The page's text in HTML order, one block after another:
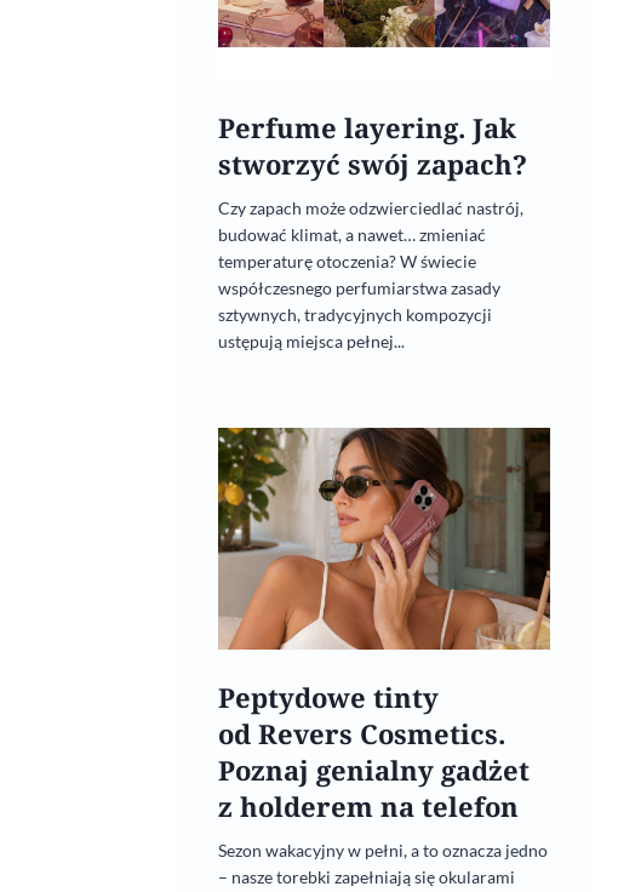
Perfume layering. Jak
stworzyć swój zapach?
Czy zapach może odzwierciedlać nastrój,
budować klimat, a nawet… zmieniać
temperaturę otoczenia? W świecie
współczesnego perfumiarstwa zasady
sztywnych, tradycyjnych kompozycji
ustępują miejsca pełnej...
Peptydowe tinty
od Revers Cosmetics.
Poznaj genialny gadżet
z holderem na telefon
Sezon wakacyjny w pełni, a to oznacza jedno
– nasze torebki zapełniają się okularami